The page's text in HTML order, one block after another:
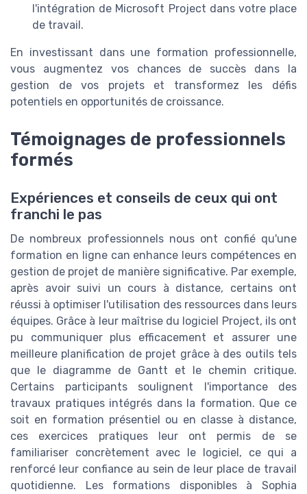
l'intégration de Microsoft Project dans votre place
de travail.
En investissant dans une formation professionnelle,
vous augmentez vos chances de succès dans la
gestion de vos projets et transformez les défis
potentiels en opportunités de croissance.
Témoignages de professionnels
formés
Expériences et conseils de ceux qui ont
franchi le pas
De nombreux professionnels nous ont confié qu'une
formation en ligne can enhance leurs compétences en
gestion de projet de manière significative. Par exemple,
après avoir suivi un cours à distance, certains ont
réussi à optimiser l'utilisation des ressources dans leurs
équipes. Grâce à leur maîtrise du logiciel Project, ils ont
pu communiquer plus efficacement et assurer une
meilleure planification de projet grâce à des outils tels
que le diagramme de Gantt et le chemin critique.
Certains participants soulignent l'importance des
travaux pratiques intégrés dans la formation. Que ce
soit en formation présentiel ou en classe à distance,
ces exercices pratiques leur ont permis de se
familiariser concrètement avec le logiciel, ce qui a
renforcé leur confiance au sein de leur place de travail
quotidienne. Les formations disponibles à Sophia